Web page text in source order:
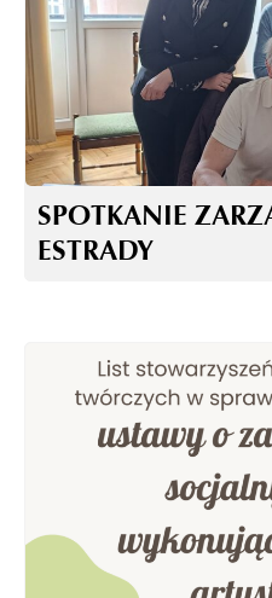
SPOTKANIE
ESTRADY